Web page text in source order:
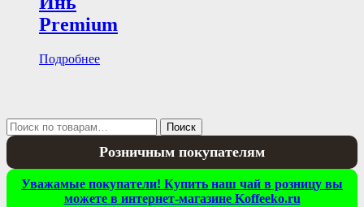
Premium
Подробнее
Искать: Поиск
Розничным покупателям
Уважамые покупатели! Купить наш чай в розницу вы
можете в интернет-магазине Koffeeko.ru